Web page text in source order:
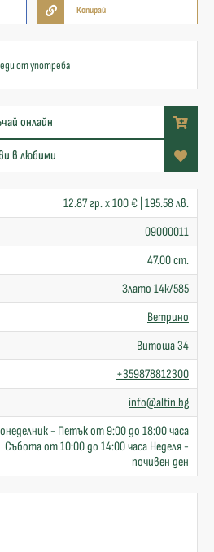
Копирай
от употреба
онлайн
в любими
12.87 гр. x 100 € | 195.58 лв.
09000011
47.00 cm.
Злато 14к/585
Ветрино
Витоша 34
+359878812300
info@altin.bg
- Петък от 9:00 до 18:00 часа
Събота от 10:00 до 14:00 часа Неделя -
почивен ден